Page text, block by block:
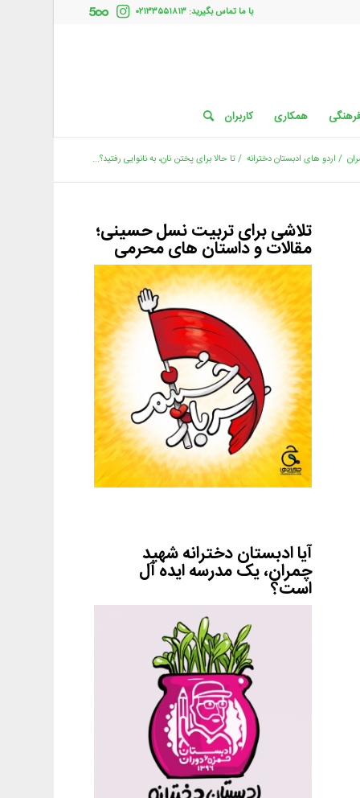
با ما تماس بگیرید: ۰۲۱۳۳۵۵۱۸۱۳
همکاری کاربران
/ اردو های ادبستان دخترانه /تا حالا برای پختن نان، به نانوایی رفتید؟...
تلاشی برای تربیت نسل حسینی؛
مقالات و داستان های محرمی
آیا ادبستان دخترانه شهید
چمران، یک مدرسه ایده آل
است؟